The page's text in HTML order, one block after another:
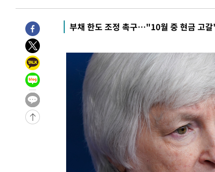
6시간 전 >
여수 오동도 해상서 모터보트 전복…1명 사망·1명 실종
7시간 전 >
날씨]
8시간 전 > 축구협회 "압수수색·성접대 논란 사과…쇄신의 기회로 삼
8시간 전 >
[속보]'압수수색·성접대 논란' 축구협회 "실망과 걱정 안겨
11시간 전 >
'최고 37도' 폭염 지속…강원동해안 최대 150㎜ 비
13시간 전 >
[속보]뉴욕증시 상승 마감…S&P 0.6% 나스닥 1.3%↑
-10538초 전 >
이란 "호르무즈 재개방 합의 근접…美 배상 선행돼야"
-1585초 전 >
[속보]與최고위원 제주·인천 순회경선…박선원·최민희·
[속보]김민석, 與 전대 당원투표 누적 득표율 45.42%로
[속보]與 대표 경선 제주·인천 당원투표…金 47.75%·鄭
이강인 "아틀레티코 이적 기뻐…등번호 7번 의미보단 팀 위
부채 한도 조정 촉구…"10월 중 현금 고